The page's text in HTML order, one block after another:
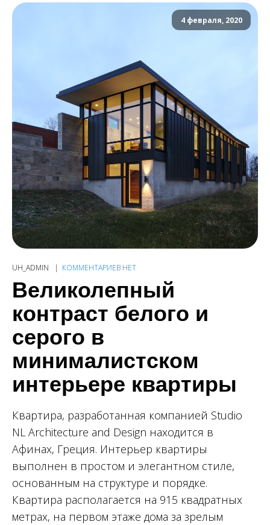
4 февраля, 2020
UH_ADMIN КОММЕНТАРИЕВ НЕТ
Великолепный
контраст белого и
серого в
минималистском
интерьере квартиры
Квартира, разработанная компанией Studio
NL Architecture and Design находится в
Афинах, Греция. Интерьер квартиры
выполнен в простом и элегантном стиле,
основанным на структуре и порядке.
Квартира располагается на 915 квадратных
метрах, на первом этаже дома за зрелым